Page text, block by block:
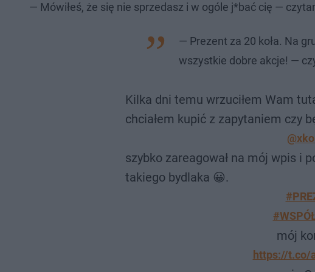
— Mówiłeś, że się nie sprzedasz i w ogóle j*bać cię —
— Prezent za 20 koła. Na
wszystkie dobre akcje! —
Kilka dni temu wrzuciłem Wam
chciałem kupić z zapytaniem czy
szybko zareagował na mój wpis i
takiego bydlaka 😀.
mój
https://t.co/